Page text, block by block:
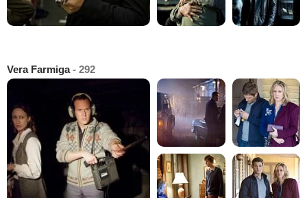
Vera Farmiga- 292